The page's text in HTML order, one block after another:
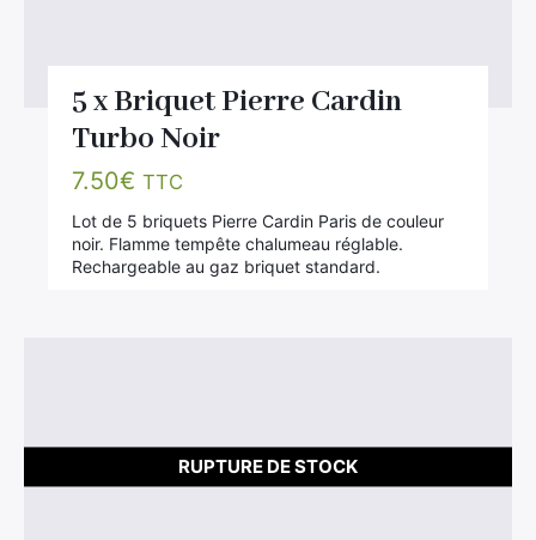
5 x Briquet Pierre Cardin
Turbo Noir
7.50€ TTC
Lot de 5 briquets Pierre Cardin Paris de couleur
noir. Flamme tempête chalumeau réglable.
Rechargeable au gaz briquet standard.
RUPTURE DE STOCK